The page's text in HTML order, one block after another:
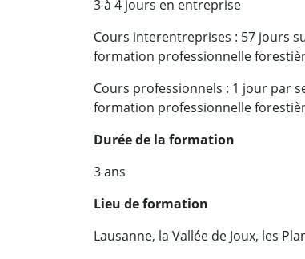
3 à 4 jours en entreprise
Cours interentreprises : 57 jours
formation professionnelle
Cours professionnels : 1 jour par
formation professionnelle
Durée de la formation
3 ans
Lieu de formation
Lausanne, la Vallée de Joux, les